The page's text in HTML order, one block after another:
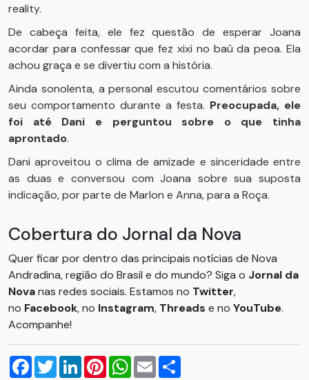
reality.
De cabeça feita, ele fez questão de esperar Joana
acordar para confessar que fez xixi no baú da peoa. Ela
achou graça e se divertiu com a história.
Ainda sonolenta, a personal escutou comentários sobre
seu comportamento durante a festa. Preocupada, ele
foi até Dani e perguntou sobre o que tinha
aprontado.
Dani aproveitou o clima de amizade e sinceridade entre
as duas e conversou com Joana sobre sua suposta
indicação, por parte de Marlon e Anna, para a Roça.
Cobertura do Jornal da Nova
Quer ficar por dentro das principais notícias de Nova
Andradina, região do Brasil e do mundo? Siga o Jornal da
Novanas redes sociais. Estamos no Twitter,
no Facebook, no Instagram, Threads e no YouTube.
Acompanhe!
Facebook
TwitterLinkedInPinterestWhatsApp
Email